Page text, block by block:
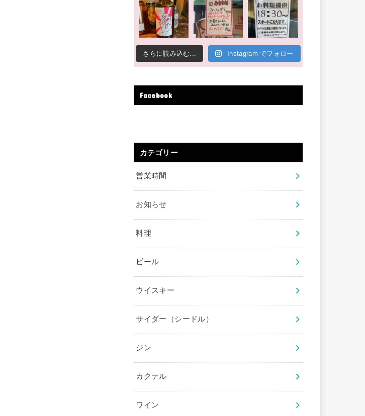
さらに読み込む... Instagram でフォロー
Facebook
カテゴリー
営業時間
お知らせ
料理
ビール
ウイスキー
サイダー（シードル）
ジン
カクテル
ワイン